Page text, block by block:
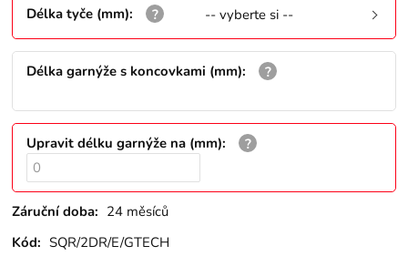
Délka tyče (mm): -- vyberte si --
Délka garnýže s koncovkami (mm):
Upravit délku garnýže na (mm):
Záruční doba: 24 měsíců
Kód: SQR/2DR/E/GTECH